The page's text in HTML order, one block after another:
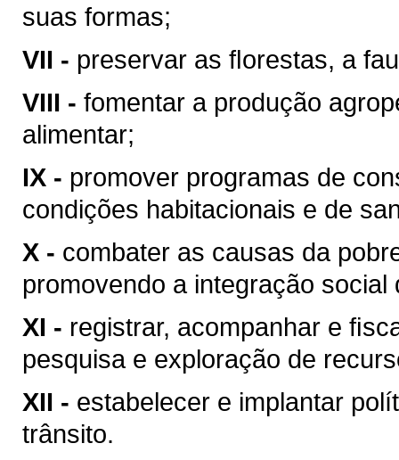
suas formas;
VII - preservar as ﬂorestas, a
VIII - fomentar a produção
alimentar;
IX - promover programas de
condições habitacionais e de
X - combater as causas da
promovendo a integração
XI - registrar, acompanhar e
pesquisa e exploração de
XII - estabelecer e implantar
trânsito.